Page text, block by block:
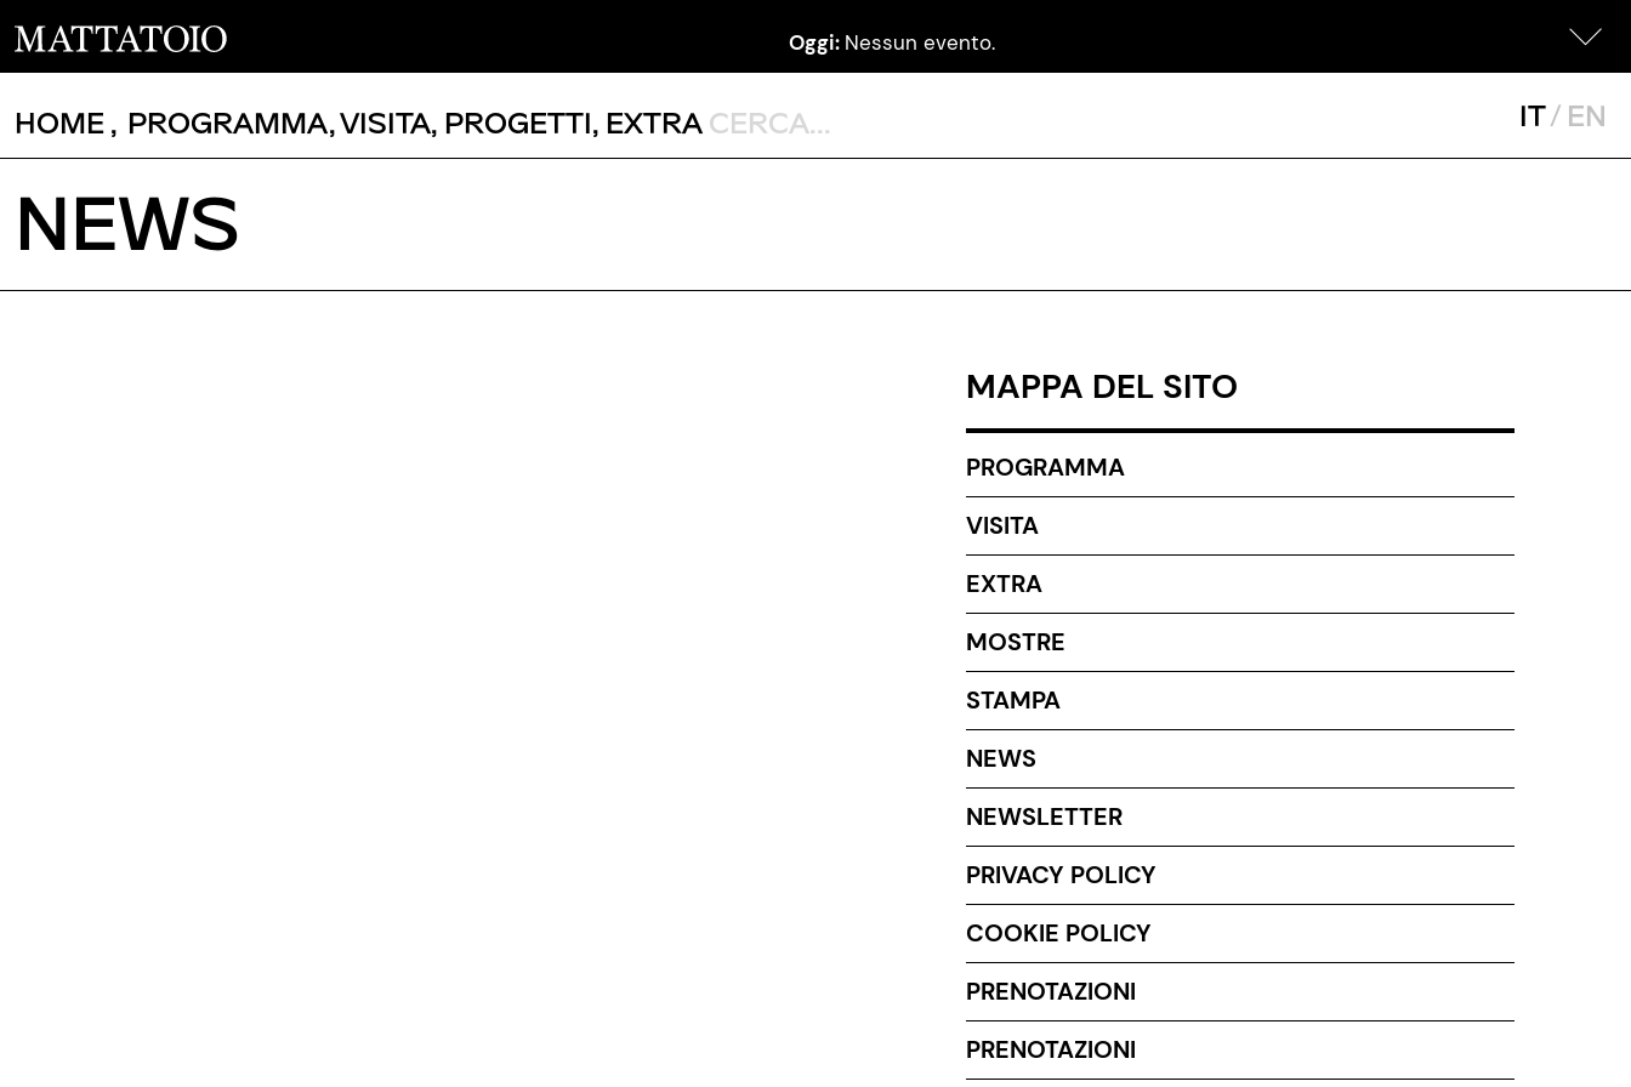
Oggi: Nessun evento.
HOME , PROGRAMMA,VISITA, PROGETTI, EXTRA IT/ EN
NEWS
MAPPA DEL SITO
PROGRAMMA
VISITA
EXTRA
MOSTRE
STAMPA
NEWS
NEWSLETTER
PRIVACY POLICY
COOKIE POLICY
PRENOTAZIONI
PRENOTAZIONI